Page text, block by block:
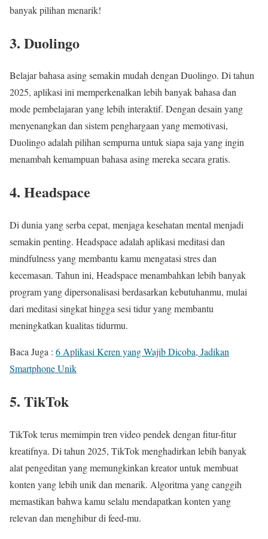
banyak pilihan menarik!
3. Duolingo
Belajar bahasa asing semakin mudah dengan Duolingo. Di tahun
2025, aplikasi ini memperkenalkan lebih banyak bahasa dan
mode pembelajaran yang lebih interaktif. Dengan desain yang
menyenangkan dan sistem penghargaan yang memotivasi,
Duolingo adalah pilihan sempurna untuk siapa saja yang ingin
menambah kemampuan bahasa asing mereka secara gratis.
4. Headspace
Di dunia yang serba cepat, menjaga kesehatan mental menjadi
semakin penting. Headspace adalah aplikasi meditasi dan
mindfulness yang membantu kamu mengatasi stres dan
kecemasan. Tahun ini, Headspace menambahkan lebih banyak
program yang dipersonalisasi berdasarkan kebutuhanmu, mulai
dari meditasi singkat hingga sesi tidur yang membantu
meningkatkan kualitas tidurmu.
Baca Juga : 6 Aplikasi Keren yang Wajib Dicoba, Jadikan
Smartphone Unik
5. TikTok
TikTok terus memimpin tren video pendek dengan fitur-fitur
kreatifnya. Di tahun 2025, TikTok menghadirkan lebih banyak
alat pengeditan yang memungkinkan kreator untuk membuat
konten yang lebih unik dan menarik. Algoritma yang canggih
memastikan bahwa kamu selalu mendapatkan konten yang
relevan dan menghibur di feed-mu.